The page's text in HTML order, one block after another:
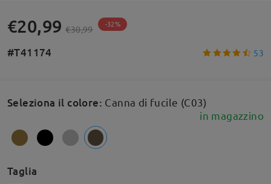
€20,99 €30,99 -32%
#T41174 53
Seleziona il colore: Canna di fucile (C03)
in magazzino
Taglia